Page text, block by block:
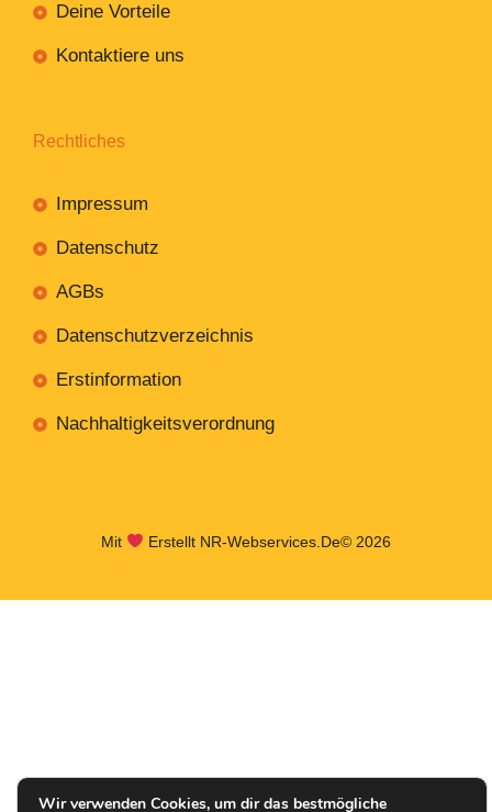
Deine Vorteile
Kontaktiere uns
Rechtliches
Impressum
Datenschutz
AGBs
Datenschutzverzeichnis
Erstinformation
Nachhaltigkeitsverordnung
Mit Erstellt NR-Webservices.de© 2026
Wir verwenden Cookies, um dir das bestmögliche